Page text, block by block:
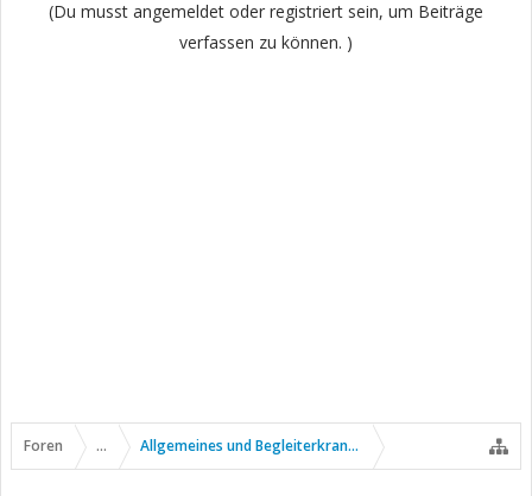
(Du musst angemeldet oder registriert sein, um Beiträge
verfassen zu können. )
Foren ... Allgemeines und Begleiterkrankungen